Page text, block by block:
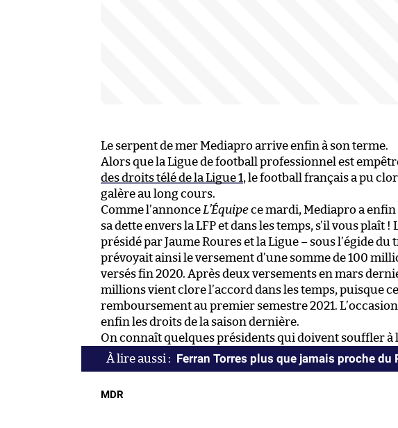
Le serpent de mer Mediapro arrive enfin à son terme.
Alors que la Ligue de football professionnel est
des droits télé de la Ligue 1, le football français a pu
galère au long cours.
Comme l’annonce L’Équipece mardi, Mediapro a
sa dette envers la LFP et dans les temps, s’il vous plaît
présidé par Jaume Roures et la Ligue – sous l’égide
prévoyait ainsi le versement d’une somme de 100
versés fin 2020. Après deux versements en mars
millions vient clore l’accord dans les temps, puisque
remboursement au premier semestre 2021.
enfin les droits de la saison dernière.
On connaît quelques présidents qui doivent souffler à
Ferran Torres plus que jamais proche du
MDR